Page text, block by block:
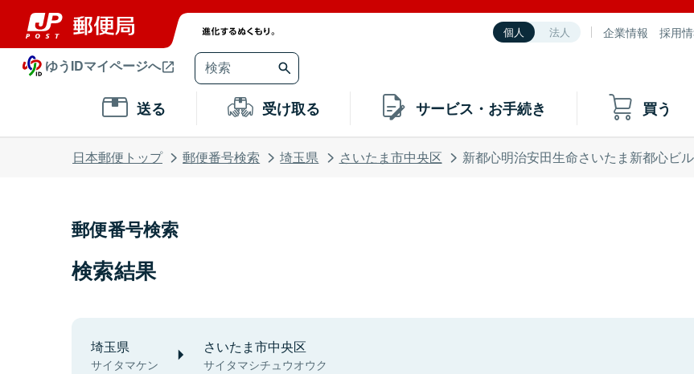
個人 法人 企業情報 採用
ゆうIDマイページへ
送る 受け取る サービス・お手続き 買う
日本郵便トップ 郵便番号検索 埼玉県 さいたま市中央区 新都心明治安田生命さいたま新都心ビル
郵便番号検索
検索結果
埼玉県
サイタマケン
さいたま市中央区
サイタマシチュウオウク